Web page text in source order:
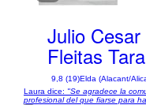
Julio
Fleitas
9,8 (19)Elda (Alacant/
Laura dice: "Se agradece la
profesional del que fiarse para